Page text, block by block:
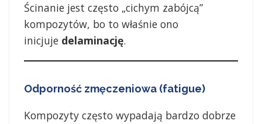
Ścinanie jest często „cichym zabójcą”
kompozytów, bo to właśnie ono
inicjuje delaminację.
Odporność zmęczeniowa (fatigue)
Kompozyty często wypadają bardzo dobrze